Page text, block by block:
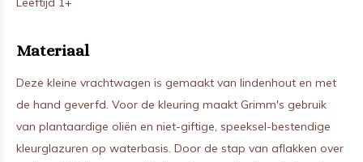
Materiaal
Deze kleine vrachtwagen is gemaakt van lindenhout en met
de hand geverfd. Voor de kleuring maakt Grimm's gebruik
van plantaardige oliën en niet-giftige, speeksel-bestendige
kleurglazuren op waterbasis. Door de stap van aflakken over